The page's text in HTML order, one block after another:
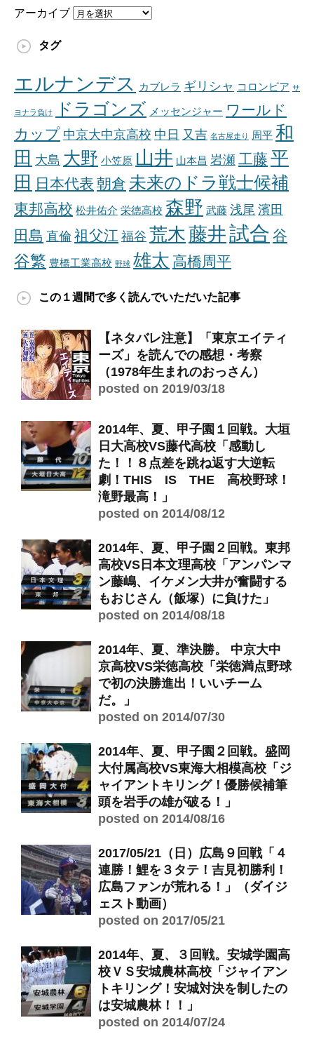
アーカイブ
タグ
エルナンデス カブレラ ギリシャ コロンビア サ
ヨナラ負け ドラゴンズ メッセンジャー ワールド
カップ 中京大中京高校 中日 又吉 名古屋走り 周平 和
田 大島 大野 小笠原 山井 山本昌 岩瀬工藤 平
田
日本代表 朝倉 未来のドラ戦士候補
東邦高校 松井佑介 栄徳高校 森野 武藤 浅尾 濱田
田島 直倫 祖父江 福谷 荒木藤井試合 谷
谷繁 豊橋工業高校 野球 雄太 高橋周平
この１週間で多く読んでいただいた記事
【ネタバレ注意】「東京エイティ
ーズ」を読んでの感想・考察
（1978年生まれのおっさん）
posted on 2019/03/18
2014年、夏、甲子園１回戦。大垣
日大高校VS藤代高校「感動し
た！！８点差を跳ね返す大逆転
劇！THIS IS THE 高校野球！
滝野最高！」
posted on 2014/08/12
2014年、夏、甲子園２回戦。東邦
高校VS日本文理高校「アンパンマ
ン藤嶋、イケメン大井が奮闘する
もおじさん（飯塚）に負けた」
posted on 2014/08/18
2014年、夏、準決勝。 中京大中
京高校VS栄徳高校「栄徳満点野球
で初の決勝進出！いいチーム
だ。」
posted on 2014/07/30
2014年、夏、甲子園２回戦。盛岡
大付属高校VS東海大相模高校「ジ
ャイアントキリング！優勝候補筆
頭を岩手の雄が破る！」
posted on 2014/08/16
2017/05/21（日）広島９回戦「４
連勝！鯉を３タテ！吉見初勝利！
広島ファンが荒れる！」（ダイジ
ェスト動画）
posted on 2017/05/21
2014年、夏、３回戦。安城学園高
校ＶＳ安城農林高校「ジャイアン
トキリング！安城対決を制したの
は安城農林！！」
posted on 2014/07/24